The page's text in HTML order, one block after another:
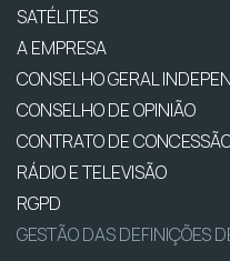
SATÉLITES
A EMPRESA
CONSELHO GERAL
CONSELHO DE OPINIÃO
CONTRATO DE
RÁDIO E TELEVISÃO
RGPD
GESTÃO DAS DEFINIÇÕES